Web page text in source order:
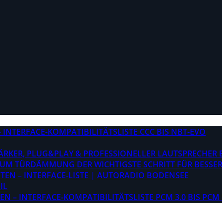
KOMPATIBILITÄTSLISTE CCC BIS NBT-EVO
PLUG&PLAY & PROFESSIONELLER LAUTSPRECHER
TÜRDÄMMUNG DER WICHTIGSTE SCHRITT FÜR
– INTERFACE-LISTE | AUTORADIO BODENSEE
– INTERFACE-KOMPATIBILITÄTSLISTE PCM 3.0 BIS PCM